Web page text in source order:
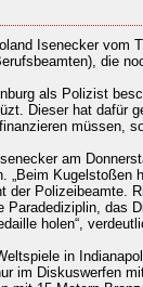
Isenecker vom
die
als Polizist
Dieser hat dafür
müssen,
am
„Beim
der
Paradediziplin, das
holen“,
in
im Diskuswerfen